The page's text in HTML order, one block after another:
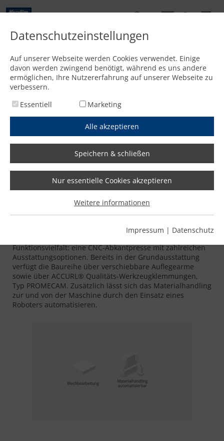
SMART Baureihe
Produktmenü
Die Abkantpresse der SMART
Die SMART Baureihe von MicroStep Europa und unserem
Funktionsvielfalt: eine CNC-Abkantpresse mit zahlreichen
Ausstattungsoptionen. Bereits in der Grundausstattung
verfügt die Baureihe über verschiebbare Auflegearme
sowie über ACCURL® Qualitäts-Werkzeugklemmungen,
Typ PROMECAM. Zusätzlich lässt sich das Materialhandling
zur und von der Maschine durch den Einsatz eines
Roboters automatisieren.
Datenschutzeinstellungen
Auf unserer Webseite werden Cookies verwendet. Einige
davon werden zwingend benötigt, während es uns andere
ermöglichen, Ihre Nutzererfahrung auf unserer Webseite zu
verbessern.
Essentiell
Marketing
Alle akzeptieren
Speichern & schließen
Nur essentielle Cookies akzeptieren
Weitere informationen
Impressum | Datenschutz